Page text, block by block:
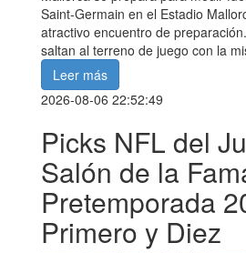
Saint-Germain en el Estadio
atractivo encuentro de
saltan al terreno de juego con la
Leer más
2026-08-06 22:52:49
Picks NFL del
Salón de la
Pretemporada
Primero y Diez